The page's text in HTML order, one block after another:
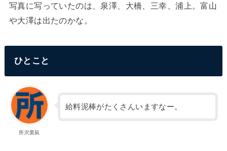
写真に写っていたのは、泉澤、大橋、三幸、浦上。富山
や大澤は出たのかな。
ひとこと
所沢栗鼠
給料泥棒がたくさんいますなー。